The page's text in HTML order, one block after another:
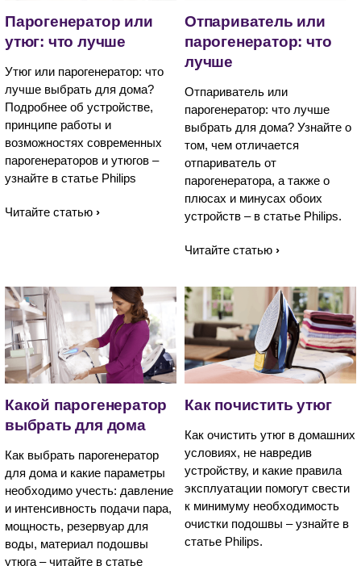
Парогенератор или
утюг: что лучше
Утюг или парогенератор: что
лучше выбрать для дома?
Подробнее об устройстве,
принципе работы и
возможностях современных
парогенераторов и утюгов –
узнайте в статье Philips
Читайте статью
Отпариватель или
парогенератор: что
лучше
Отпариватель или
парогенератор: что лучше
выбрать для дома? Узнайте о
том, чем отличается
отпариватель от
парогенератора, а также о
плюсах и минусах обоих
устройств – в статье Philips.
Читайте статью
Какой парогенератор
выбрать для дома
Как выбрать парогенератор
для дома и какие параметры
необходимо учесть: давление
и интенсивность подачи пара,
мощность, резервуар для
воды, материал подошвы
утюга – читайте в статье
Как почистить утюг
Как очистить утюг в домашних
условиях, не навредив
устройству, и какие правила
эксплуатации помогут свести
к минимуму необходимость
очистки подошвы – узнайте в
статье Philips.